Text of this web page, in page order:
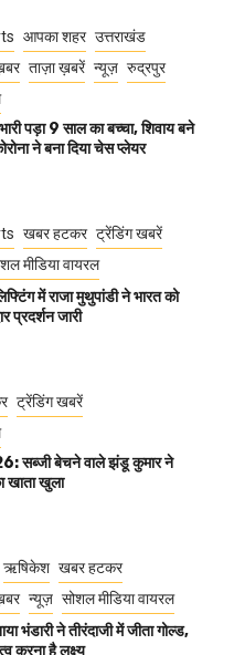
आपका शहर उत्तराखंड
ताज़ा ख़बरें न्यूज़ रुद्रपुर
पड़ा 9 साल का बच्चा, शिवाय बने
ने बना दिया चेस प्लेयर
खबर हटकर ट्रेंडिंग खबरें
मीडिया वायरल
में राजा मुथुपांडी ने भारत को
प्रदर्शन जारी
ट्रेंडिंग खबरें
सब्जी बेचने वाले झंडू कुमार ने
खाता खुला
ऋषिकेश खबर हटकर
न्यूज़ सोशल मीडिया वायरल
भंडारी ने तीरंदाजी में जीता गोल्ड,
करना है लक्ष्य